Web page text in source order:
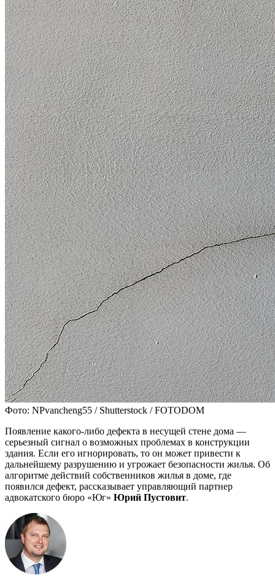
Фото: NPvancheng55 / Shutterstock / FOTODOM
Появление какого-либо дефекта в несущей стене дома —
серьезный сигнал о возможных проблемах в конструкции
здания. Если его игнорировать, то он может привести к
дальнейшему разрушению и угрожает безопасности жилья. Об
алгоритме действий собственников жилья в доме, где
появился дефект, рассказывает управляющий партнер
адвокатского бюро «Юг» Юрий Пустовит.